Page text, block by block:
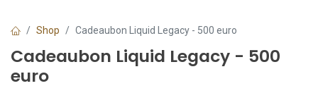
Shop Cadeaubon Liquid Legacy - 500 euro
Cadeaubon Liquid Legacy - 500
euro